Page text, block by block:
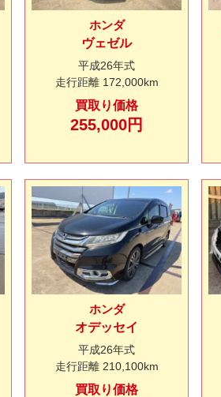
ホンダ
ヴェゼル
平成26年式
走行距離 172,000km
買取り価格
255,000円
ホンダ
オデッセイ
平成26年式
走行距離 210,100km
買取り価格